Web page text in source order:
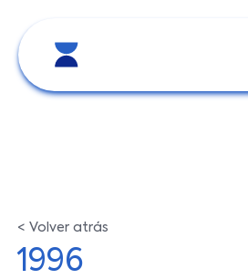
< Volver atrás
1996